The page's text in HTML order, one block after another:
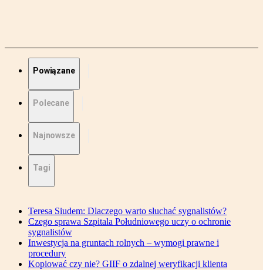
Powiązane
Polecane
Najnowsze
Tagi
Teresa Siudem: Dlaczego warto słuchać sygnalistów?
Czego sprawa Szpitala Południowego uczy o ochronie
sygnalistów
Inwestycja na gruntach rolnych – wymogi prawne i
procedury
Kopiować czy nie? GIIF o zdalnej weryfikacji klienta